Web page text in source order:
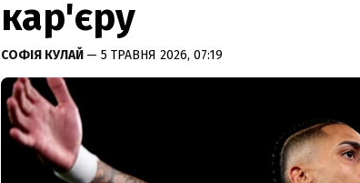
кар'єру
СОФІЯ КУЛАЙ — 5 ТРАВНЯ 2026, 07:19